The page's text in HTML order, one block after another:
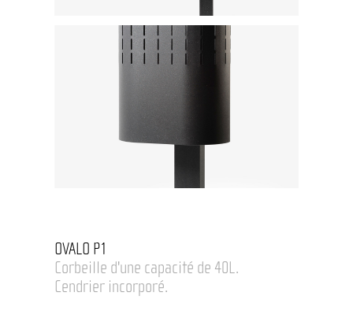
OVALO P1
Corbeille d'une capacité de 40L.
Cendrier incorporé.